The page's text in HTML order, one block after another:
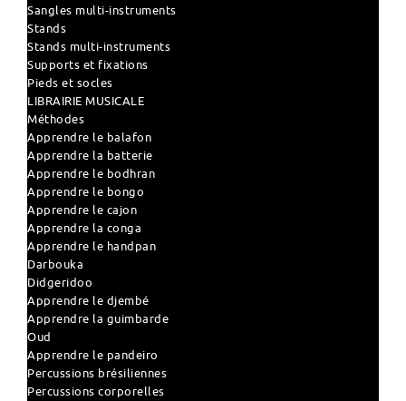
Sangles multi-instruments
Stands
Stands multi-instruments
Supports et fixations
Pieds et socles
LIBRAIRIE MUSICALE
Méthodes
Apprendre le balafon
Apprendre la batterie
Apprendre le bodhran
Apprendre le bongo
Apprendre le cajon
Apprendre la conga
Apprendre le handpan
Darbouka
Didgeridoo
Apprendre le djembé
Apprendre la guimbarde
Oud
Apprendre le pandeiro
Percussions brésiliennes
Percussions corporelles